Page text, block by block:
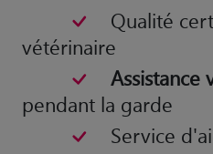
Qualité
vétérinaire
Assistance
pendant la garde
Service